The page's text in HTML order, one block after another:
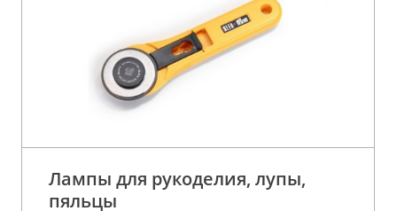
Лампы для рукоделия, лупы,
пяльцы